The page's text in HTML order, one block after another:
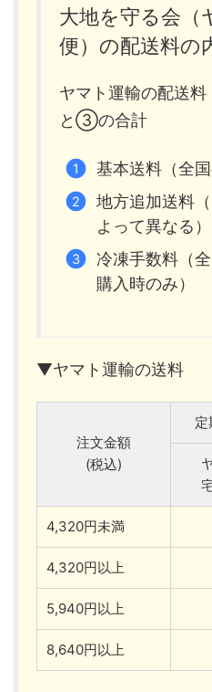
大地を守る会（
便）の配送料の
ヤマト運輸の配
と③の合計
基本送料（全国
地方追加送料
よって異なる）
冷凍手数料（
購入時のみ）
▼ヤマト運輸の送料
注文金額
(税込)
定
4,320円未満
4,320円以上
5,940円以上
8,640円以上